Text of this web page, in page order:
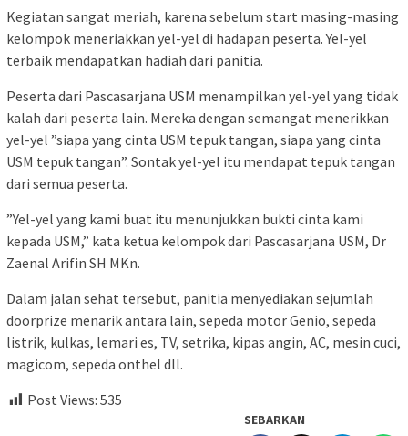
Kegiatan sangat meriah, karena sebelum start masing-masing
kelompok meneriakkan yel-yel di hadapan peserta. Yel-yel
terbaik mendapatkan hadiah dari panitia.
Peserta dari Pascasarjana USM menampilkan yel-yel yang tidak
kalah dari peserta lain. Mereka dengan semangat menerikkan
yel-yel ”siapa yang cinta USM tepuk tangan, siapa yang cinta
USM tepuk tangan”. Sontak yel-yel itu mendapat tepuk tangan
dari semua peserta.
”Yel-yel yang kami buat itu menunjukkan bukti cinta kami
kepada USM,” kata ketua kelompok dari Pascasarjana USM, Dr
Zaenal Arifin SH MKn.
Dalam jalan sehat tersebut, panitia menyediakan sejumlah
doorprize menarik antara lain, sepeda motor Genio, sepeda
listrik, kulkas, lemari es, TV, setrika, kipas angin, AC, mesin cuci,
magicom, sepeda onthel dll.
Post Views: 535
SEBARKAN